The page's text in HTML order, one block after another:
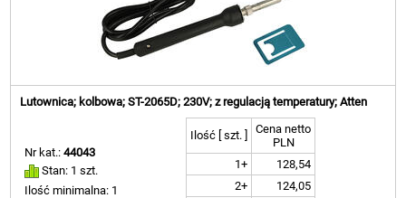
Lutownica; kolbowa; ST-2065D; 230V; z regulacją temperatury; Atten
Nr kat.:44043
Stan: 1 szt.
Ilość minimalna: 1
Ilość [ szt. ]
Cena netto
PLN
1+
128,54
2+
124,05